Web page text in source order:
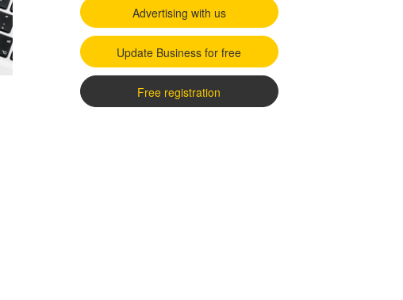
Advertising with us
Update Business for free
Free registration